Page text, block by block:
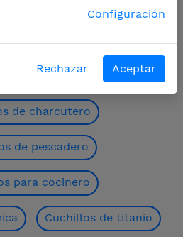
de carnicero
de charcutero
de pescadero
para cocinero
Cuchillos de titanio
Configuración
Rechazar Aceptar